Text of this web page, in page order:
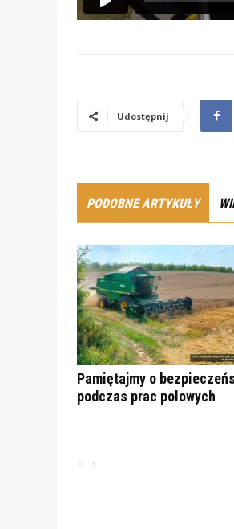
Udostępnij
PODOBNE ARTYKUŁY
Pamiętajmy o
podczas prac polowych